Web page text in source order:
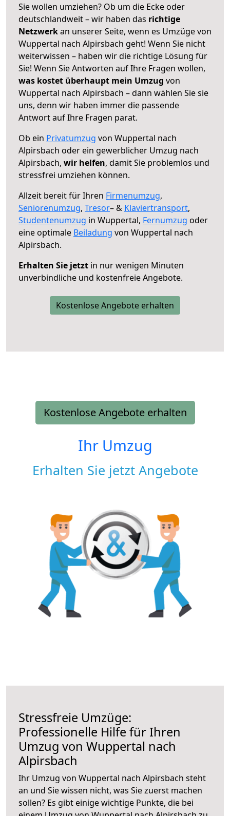
Sie wollen umziehen? Ob um die Ecke oder
deutschlandweit – wir haben das richtige
Netzwerkan unserer Seite, wenn es Umzüge von
Wuppertal nach Alpirsbach geht! Wenn Sie nicht
weiterwissen – haben wir die richtige Lösung für
Sie! Wenn Sie Antworten auf Ihre Fragen wollen,
was kostet überhaupt mein Umzug von
Wuppertal nach Alpirsbach – dann wählen Sie sie
uns, denn wir haben immer die passende
Antwort auf Ihre Fragen parat.
Ob ein Privatumzug von Wuppertal nach
Alpirsbach oder ein gewerblicher Umzug nach
Alpirsbach, wir helfen, damit Sie problemlos und
stressfrei umziehen können.
Allzeit bereit für Ihren Firmenumzug,
Seniorenumzug, Tresor– & Klaviertransport,
Studentenumzug in Wuppertal, Fernumzug oder
eine optimale Beiladung von Wuppertal nach
Alpirsbach.
Erhalten Sie jetzt in nur wenigen Minuten
unverbindliche und kostenfreie Angebote.
Kostenlose Angebote erhalten
Kostenlose Angebote erhalten
Ihr Umzug
Erhalten Sie jetzt Angebote
Stressfreie Umzüge:
Professionelle Hilfe für Ihren
Umzug von Wuppertal nach
Alpirsbach
Ihr Umzug von Wuppertal nach Alpirsbach steht
an und Sie wissen nicht, was Sie zuerst machen
sollen? Es gibt einige wichtige Punkte, die bei